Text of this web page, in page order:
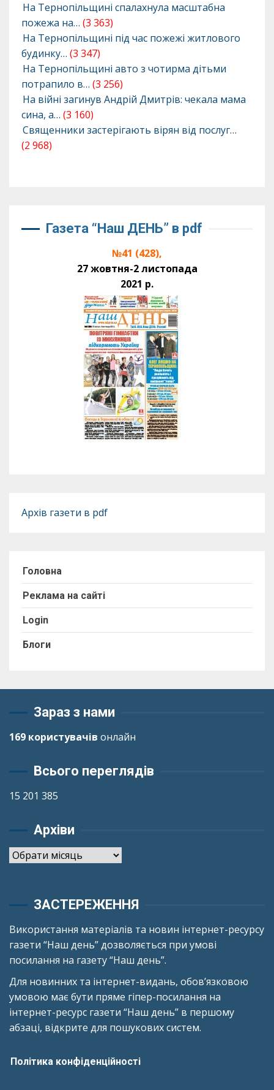
На Тернопільщині спалахнула масштабна
пожежа на… (3 363)
На Тернопільщині під час пожежі житлового
будинку… (3 347)
На Тернопільщині авто з чотирма дітьми
потрапило в… (3 256)
На війні загинув Андрій Дмитрів: чекала мама
сина, а… (3 160)
Священники застерігають вірян від послуг…
(2 968)
Газета “Наш ДЕНЬ” в pdf
№41 (428),
27 жовтня-2 листопада
2021 р.
Архів газети в pdf
Головна
Реклама на сайті
Login
Блоги
Зараз з нами
169 користувачів онлайн
Всього переглядів
15 201 385
Архіви
Архіви
ЗАСТЕРЕЖЕННЯ
Використання матеріалів та новин інтернет-ресурсу
газети “Наш день” дозволяється при умові
посилання на газету “Наш день”.
Для новинних та інтернет-видань, обов’язковою
умовою має бути пряме гіпер-посилання на
інтернет-ресурс газети “Наш день” в першому
абзаці, відкрите для пошукових систем.
Політика конфіденційності